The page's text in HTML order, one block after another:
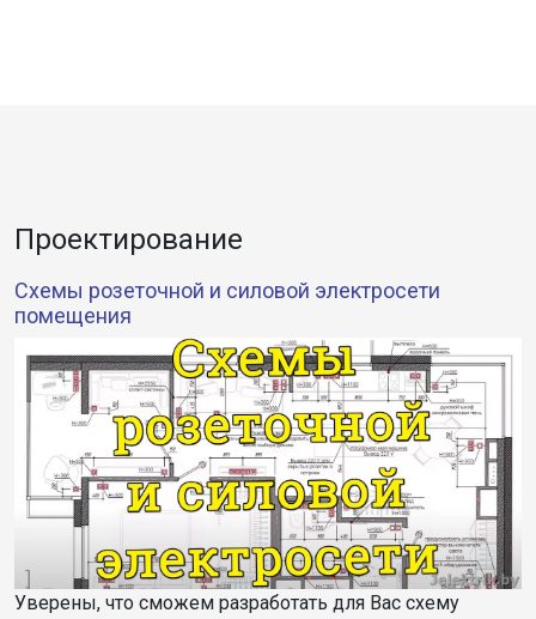
Проектирование
Cхемы розеточной и силовой электросети
помещения
Уверены, что сможем разработать для Вас схему